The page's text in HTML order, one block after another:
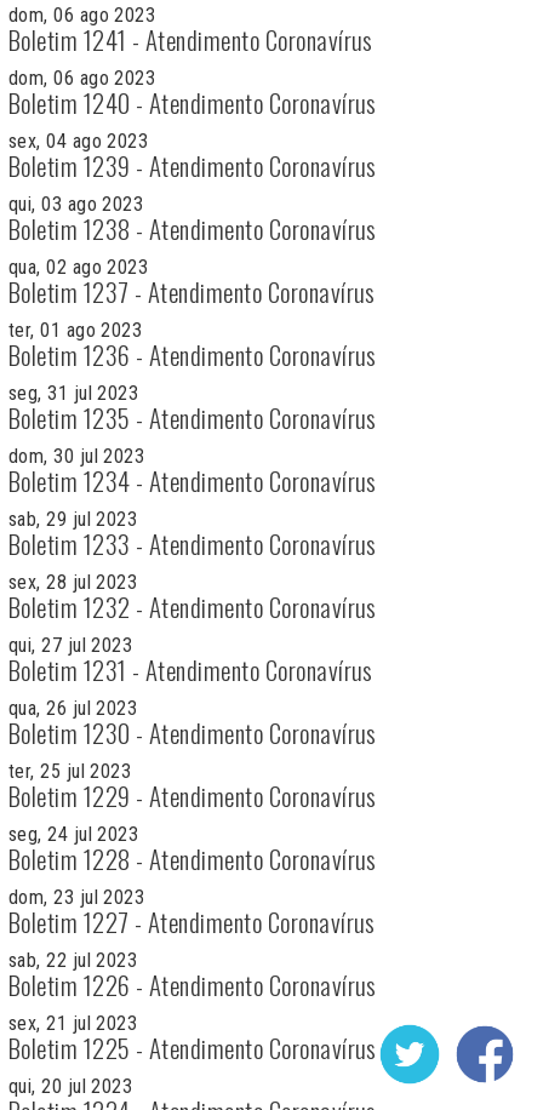
dom, 06 ago 2023
Boletim 1241 - Atendimento Coronavírus
dom, 06 ago 2023
Boletim 1240 - Atendimento Coronavírus
sex, 04 ago 2023
Boletim 1239 - Atendimento Coronavírus
qui, 03 ago 2023
Boletim 1238 - Atendimento Coronavírus
qua, 02 ago 2023
Boletim 1237 - Atendimento Coronavírus
ter, 01 ago 2023
Boletim 1236 - Atendimento Coronavírus
seg, 31 jul 2023
Boletim 1235 - Atendimento Coronavírus
dom, 30 jul 2023
Boletim 1234 - Atendimento Coronavírus
sab, 29 jul 2023
Boletim 1233 - Atendimento Coronavírus
sex, 28 jul 2023
Boletim 1232 - Atendimento Coronavírus
qui, 27 jul 2023
Boletim 1231 - Atendimento Coronavírus
qua, 26 jul 2023
Boletim 1230 - Atendimento Coronavírus
ter, 25 jul 2023
Boletim 1229 - Atendimento Coronavírus
seg, 24 jul 2023
Boletim 1228 - Atendimento Coronavírus
dom, 23 jul 2023
Boletim 1227 - Atendimento Coronavírus
sab, 22 jul 2023
Boletim 1226 - Atendimento Coronavírus
sex, 21 jul 2023
Boletim 1225 - Atendimento Coronavírus
qui, 20 jul 2023